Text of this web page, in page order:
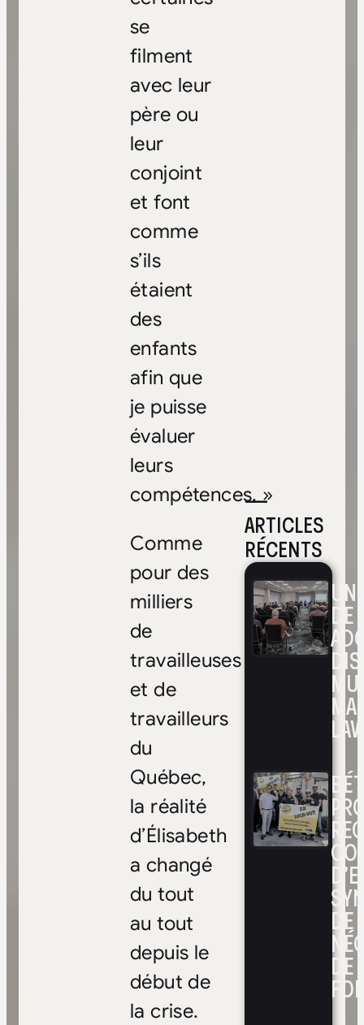
—
ARTICLES
RÉCENTS
DE
DE
DE
FOI
se
filment
avec leur
père ou
leur
conjoint
et font
comme
s’ils
étaient
des
enfants
afin que
je puisse
évaluer
leurs
compétences. »
Comme
pour des
milliers
de
travailleuses
et de
travailleurs
du
Québec,
la réalité
d’Élisabeth
a changé
du tout
au tout
depuis le
début de
la crise.